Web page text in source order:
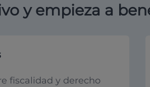
y empieza a
fiscalidad y derecho